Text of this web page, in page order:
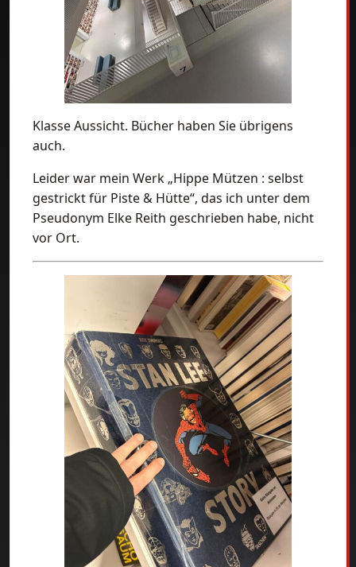
Klasse Aussicht. Bücher haben Sie übrigens
auch.
Leider war mein Werk „Hippe Mützen : selbst
gestrickt für Piste & Hütte“, das ich unter dem
Pseudonym Elke Reith geschrieben habe, nicht
vor Ort.